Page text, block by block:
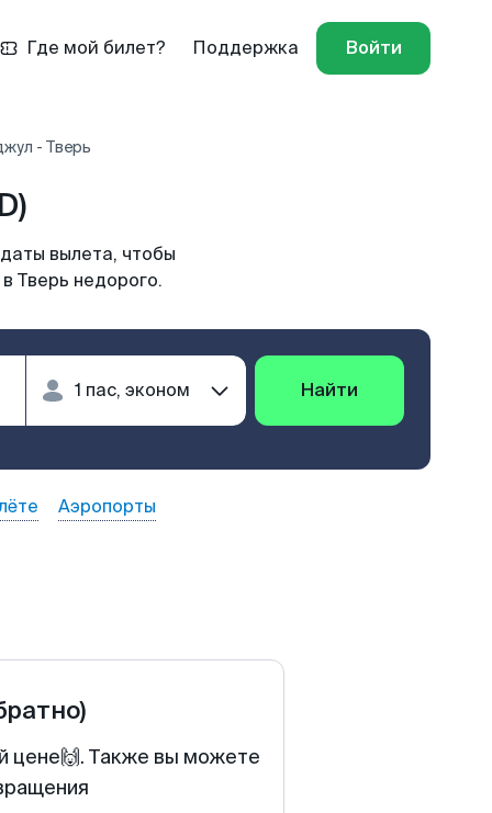
Где мой билет? Поддержка Войти
- Тверь
вылета, чтобы
Тверь недорого.
Найти
Аэропорты
цене🙌. Также вы можете